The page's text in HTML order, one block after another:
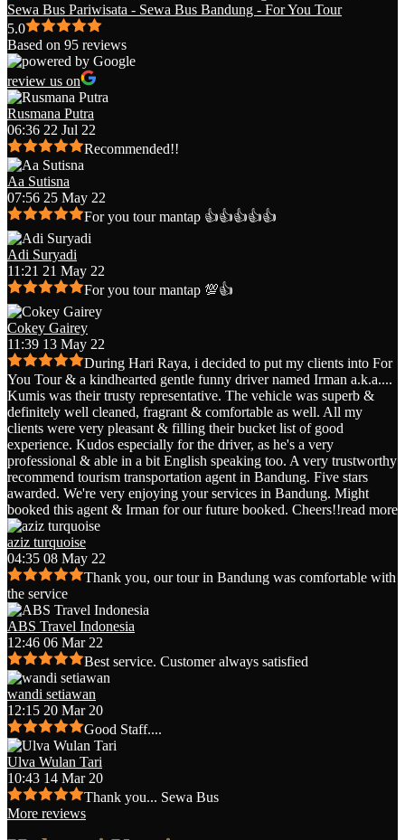
Sewa Bus Pariwisata - Sewa Bus Bandung - For You Tour
5.0
Based on 95 reviews
review us on
Rusmana Putra
06:36 22 Jul 22
Recommended!!
Aa Sutisna
07:56 25 May 22
For you tour mantap 👍👍👍👍👍
Adi Suryadi
11:21 21 May 22
For you tour mantap 💯👍
Cokey Gairey
11:39 13 May 22
During Hari Raya, i decided to put my clients into For
You Tour & a kindhearted gentle funny driver named Irman a.k.a....
Kumis was their trusty representative. The vehicle was superb &
definitely well cleaned, fragrant & comfortable as well. All my
clients were very pleasant & filling their bucket list of good
experience. Kudos especially for the driver, as he's a very
professional & able in a bit English speaking too. A very trustworthy
recommend tourism transportation agent in Bandung. Five stars
awarded. We're very enjoying your services in Bandung. Might
booked this agent & Irman for our future booked. Cheers!!read more
aziz turquoise
04:35 08 May 22
Thank you, our tour in Bandung was comfortable with
the service
ABS Travel Indonesia
12:46 06 Mar 22
Best service. Customer always satisfied
wandi setiawan
12:15 20 Mar 20
Good Staff....
Ulva Wulan Tari
10:43 14 Mar 20
Thank you... Sewa Bus
More reviews